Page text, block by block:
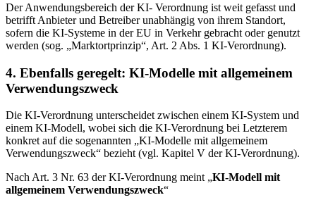
Der Anwendungsbereich der KI- Verordnung ist weit gefasst und
betrifft Anbieter und Betreiber unabhängig von ihrem Standort,
sofern die KI-Systeme in der EU in Verkehr gebracht oder genutzt
werden (sog. „Marktortprinzip“, Art. 2 Abs. 1 KI-Verordnung).
4. Ebenfalls geregelt: KI-Modelle mit allgemeinem
Verwendungszweck
Die KI-Verordnung unterscheidet zwischen einem KI-System und
einem KI-Modell, wobei sich die KI-Verordnung bei Letzterem
konkret auf die sogenannten „KI-Modelle mit allgemeinem
Verwendungszweck“ bezieht (vgl. Kapitel V der KI-Verordnung).
Nach Art. 3 Nr. 63 der KI-Verordnung meint „KI-Modell mit
allgemeinem Verwendungszweck“